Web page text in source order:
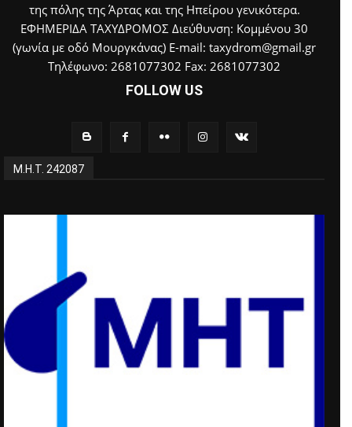
της πόλης της Άρτας και της Ηπείρου γενικότερα.
ΕΦΗΜΕΡΙΔΑ ΤΑΧΥΔΡΟΜΟΣ Διεύθυνση: Κομμένου 30
(γωνία με οδό Μουργκάνας) E-mail: taxydrom@gmail.gr
Τηλέφωνο: 2681077302 Fax: 2681077302
FOLLOW US
Μ.Η.Τ. 242087